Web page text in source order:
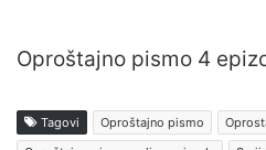
Oproštajno pismo 4
Tagovi Oproštajno pismo